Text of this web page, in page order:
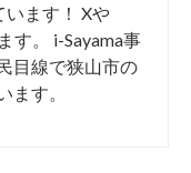
ます！ Xや
す。 i-Sayama事
目線で狭山市の
ます。